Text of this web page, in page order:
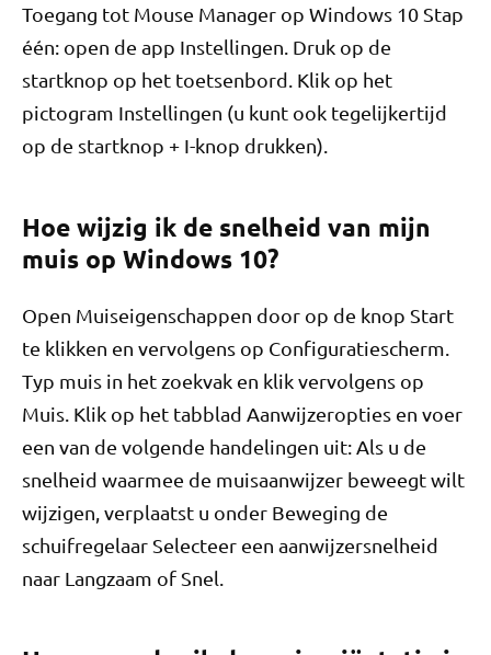
Toegang tot Mouse Manager op Windows 10 Stap
één: open de app Instellingen. Druk op de
startknop op het toetsenbord. Klik op het
pictogram Instellingen (u kunt ook tegelijkertijd
op de startknop + I-knop drukken).
Hoe wijzig ik de snelheid van mijn
muis op Windows 10?
Open Muiseigenschappen door op de knop Start
te klikken en vervolgens op Configuratiescherm.
Typ muis in het zoekvak en klik vervolgens op
Muis. Klik op het tabblad Aanwijzeropties en voer
een van de volgende handelingen uit: Als u de
snelheid waarmee de muisaanwijzer beweegt wilt
wijzigen, verplaatst u onder Beweging de
schuifregelaar Selecteer een aanwijzersnelheid
naar Langzaam of Snel.